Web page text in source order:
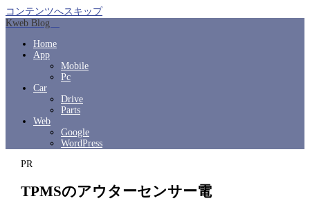
コンテンツへスキップ
Kweb Blog
Home
App
Mobile
Pc
Car
Drive
Parts
Web
Google
WordPress
PR
TPMSのアウターセンサー電